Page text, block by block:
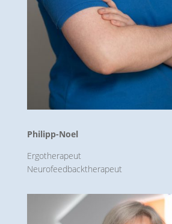
Philipp-Noel
Ergotherapeut
Neuro­feedback­therapeut